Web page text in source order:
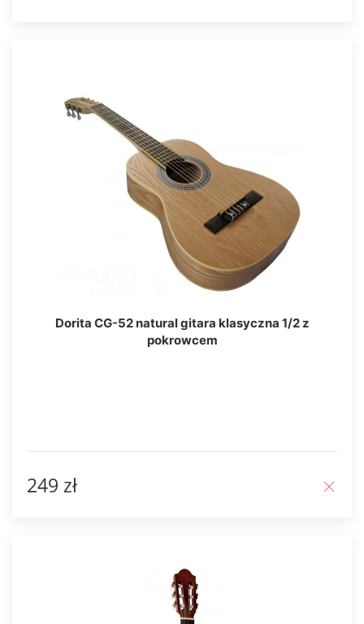
Dorita CG-52 natural gitara klasyczna 1/2 z
pokrowcem
249 zł